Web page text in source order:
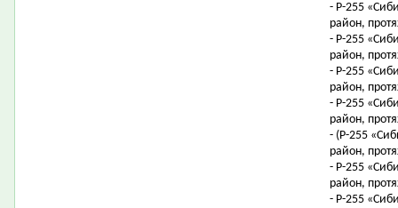
- Р-255
район,
- Р-255
район,
- Р-255
район,
- Р-255
район,
- (Р-255
район,
- Р-255
район,
- Р-255